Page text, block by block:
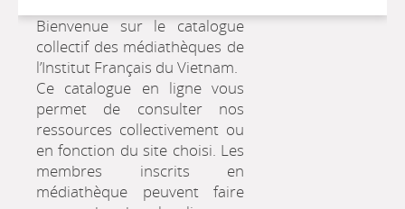
Bienvenue sur le catalogue
collectif des médiathèques de
l’Institut Français du Vietnam.
Ce catalogue en ligne vous
permet de consulter nos
ressources collectivement ou
en fonction du site choisi. Les
membres inscrits en
médiathèque peuvent faire